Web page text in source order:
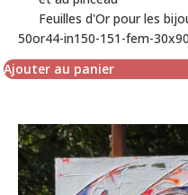
Feuilles d'Or pour les
50or44-in150-151-fem-
Ajouter au panier